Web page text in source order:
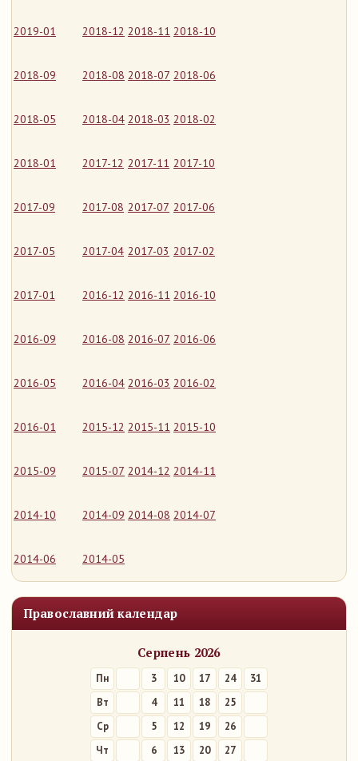
2019-01 2018-12 2018-11 2018-10
2018-09 2018-08 2018-07 2018-06
2018-05 2018-04 2018-03 2018-02
2018-01 2017-12 2017-11 2017-10
2017-09 2017-08 2017-07 2017-06
2017-05 2017-04 2017-03 2017-02
2017-01 2016-12 2016-11 2016-10
2016-09 2016-08 2016-07 2016-06
2016-05 2016-04 2016-03 2016-02
2016-01 2015-12 2015-11 2015-10
2015-09 2015-07 2014-12 2014-11
2014-10 2014-09 2014-08 2014-07
2014-06 2014-05
Православний календар
Серпень 2026
Пн 3 10 17 24
31
Вт
4 11 18
25
Ср
5 12 19
26
Чт
6 13 20
27